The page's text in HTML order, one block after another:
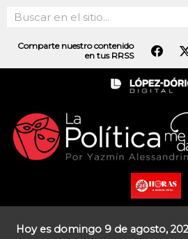
contenido
Search
Comparte nuestro contenido
en tus RRSS
Hoy es domingo 9 de agosto,